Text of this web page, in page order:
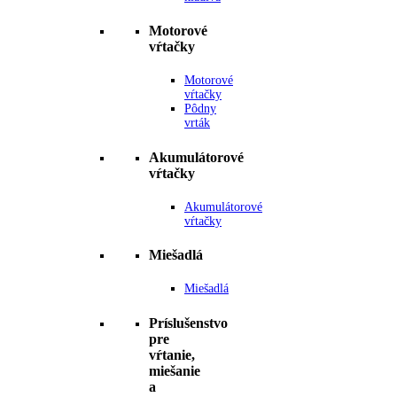
Motorové
vŕtačky
Motorové
vŕtačky
Pôdny
vrták
Akumulátorové
vŕtačky
Akumulátorové
vŕtačky
Miešadlá
Miešadlá
Príslušenstvo
pre
vŕtanie,
miešanie
a